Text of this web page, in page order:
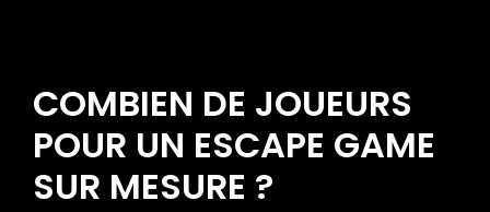
COMBIEN DE JOUEURS
POUR UN ESCAPE GAME
SUR MESURE ?